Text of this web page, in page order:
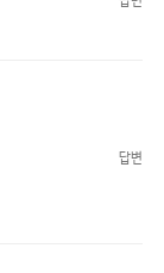
답변